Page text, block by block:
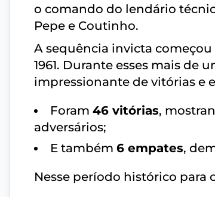
o comando do lendário
Pepe e Coutinho.
A sequência invicta começou
1961. Durante esses mais de
impressionante de vitórias e
Foram 46 vitórias,
adversários;
E também 6 empates,
Nesse período histórico